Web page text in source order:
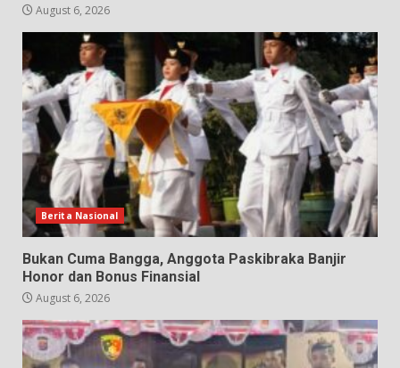
August 6, 2026
Berita Nasional
Bukan Cuma Bangga, Anggota Paskibraka Banjir
Honor dan Bonus Finansial
August 6, 2026